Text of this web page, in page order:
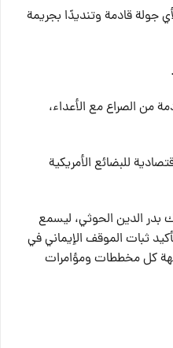
جولة قادمة وتنديدًا بجريمة
من الصراع مع الأعداء،
للبضائع الأمريكية
بدر الدين الحوثي، ليسمع
ثبات الموقف الإيماني في
كل مخططات ومؤامرات